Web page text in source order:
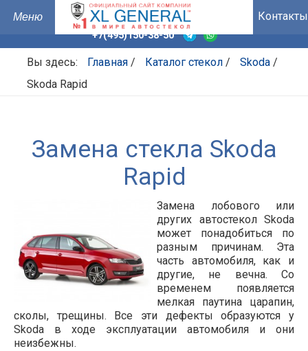
Контакты
+7(495)150-38-50
Вы здесь: Главная / Каталог стекол / Skoda /
Skoda Rapid
Замена стекла Skoda
Rapid
Замена лобового или
других автостекол Skoda
может понадобиться по
разным причинам. Эта
часть автомобиля, как и
другие, не вечна. Со
временем появляется
мелкая паутина царапин,
сколы, трещины. Все эти дефекты образуются у
Skoda в ходе эксплуатации автомобиля и они
неизбежны.